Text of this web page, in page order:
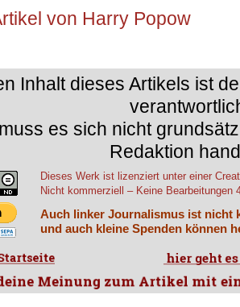
von Harry Popow
Inhalt dieses Artikels ist
es sich nicht
Redaktion
Dieses Werk ist lizenziert unter einer
Nicht kommerziell – Keine Bearbeitungen
Auch linker Journalismus ist nicht
und auch kleine Spenden können